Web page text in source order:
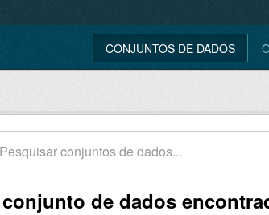
CONJUNTOS DE DADOS
de dados